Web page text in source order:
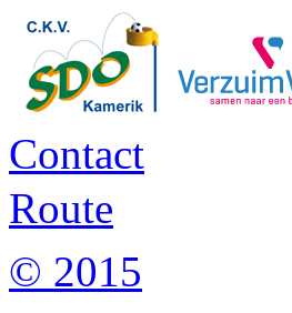
Contact
Route
© 2015